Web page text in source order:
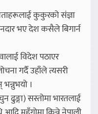
कुकुरको संज्ञा
भए देश कसैले बिगार्न
विदेश पठाएर
गर्दै उहाँले त्यसरी
।
ढुङ्गा) सस्तोमा भारतलाई